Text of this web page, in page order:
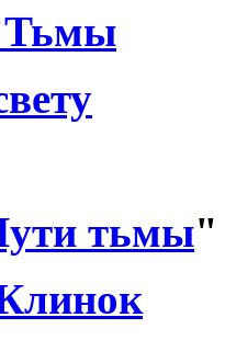
Тьмы
тьмы"